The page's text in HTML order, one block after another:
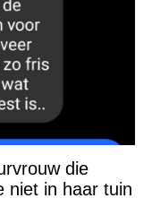
die
niet in haar tuin